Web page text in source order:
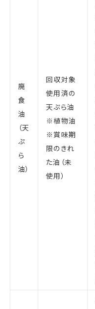
廃
食
油
（天
ぷ
ら
油）
回収対象
使用済の
天ぷら油
※植物油
※賞味期
限のきれ
た油（未
使用）